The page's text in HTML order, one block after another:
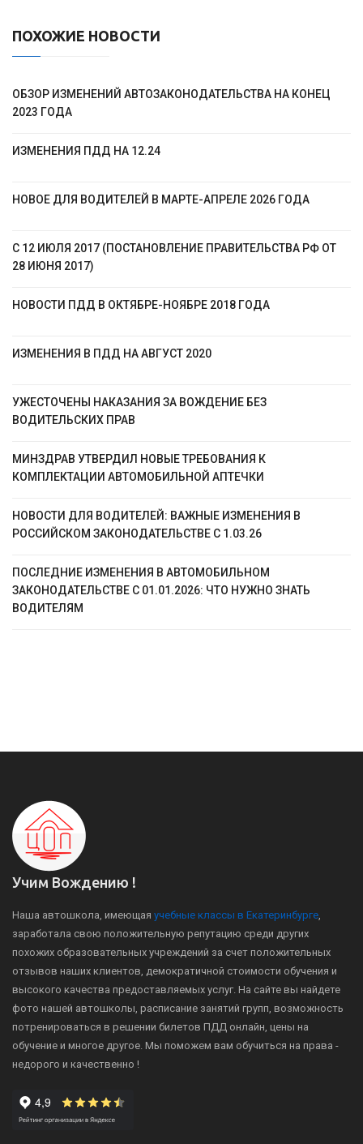
ПОХОЖИЕ НОВОСТИ
ОБЗОР ИЗМЕНЕНИЙ АВТОЗАКОНОДАТЕЛЬСТВА НА КОНЕЦ
2023 ГОДА
ИЗМЕНЕНИЯ ПДД НА 12.24
НОВОЕ ДЛЯ ВОДИТЕЛЕЙ В МАРТЕ-АПРЕЛЕ 2026 ГОДА
С 12 ИЮЛЯ 2017 (ПОСТАНОВЛЕНИЕ ПРАВИТЕЛЬСТВА РФ ОТ
28 ИЮНЯ 2017)
НОВОСТИ ПДД В ОКТЯБРЕ-НОЯБРЕ 2018 ГОДА
ИЗМЕНЕНИЯ В ПДД НА АВГУСТ 2020
УЖЕСТОЧЕНЫ НАКАЗАНИЯ ЗА ВОЖДЕНИЕ БЕЗ
ВОДИТЕЛЬСКИХ ПРАВ
МИНЗДРАВ УТВЕРДИЛ НОВЫЕ ТРЕБОВАНИЯ К
КОМПЛЕКТАЦИИ АВТОМОБИЛЬНОЙ АПТЕЧКИ
НОВОСТИ ДЛЯ ВОДИТЕЛЕЙ: ВАЖНЫЕ ИЗМЕНЕНИЯ В
РОССИЙСКОМ ЗАКОНОДАТЕЛЬСТВЕ C 1.03.26
ПОСЛЕДНИЕ ИЗМЕНЕНИЯ В АВТОМОБИЛЬНОМ
ЗАКОНОДАТЕЛЬСТВЕ C 01.01.2026: ЧТО НУЖНО ЗНАТЬ
ВОДИТЕЛЯМ
Учим Вождению !
Наша автошкола, имеющая учебные классы в Екатеринбурге,
заработала свою положительную репутацию среди других
похожих образовательных учреждений за счет положительных
отзывов наших клиентов, демократичной стоимости обучения и
высокого качества предоставляемых услуг. На сайте вы найдете
фото нашей автошколы, расписание занятий групп, возможность
потренироваться в решении билетов ПДД онлайн, цены на
обучение и многое другое. Мы поможем вам обучиться на права -
недорого и качественно !